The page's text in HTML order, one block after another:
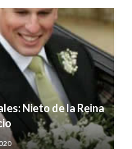
Nieto de la Reina
Tour de